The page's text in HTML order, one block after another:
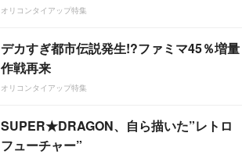
オリコンタイアップ特集
デカすぎ都市伝説発生!?ファミマ45％増量
作戦再来
オリコンタイアップ特集
SUPER★DRAGON、自ら描いた”レトロ
フューチャー”